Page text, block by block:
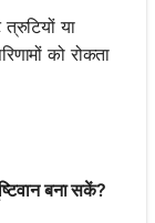
या
को रोकता
बना सकें?